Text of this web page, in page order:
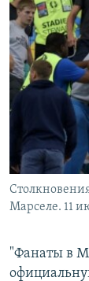
Марселе. 11
"Фанаты в